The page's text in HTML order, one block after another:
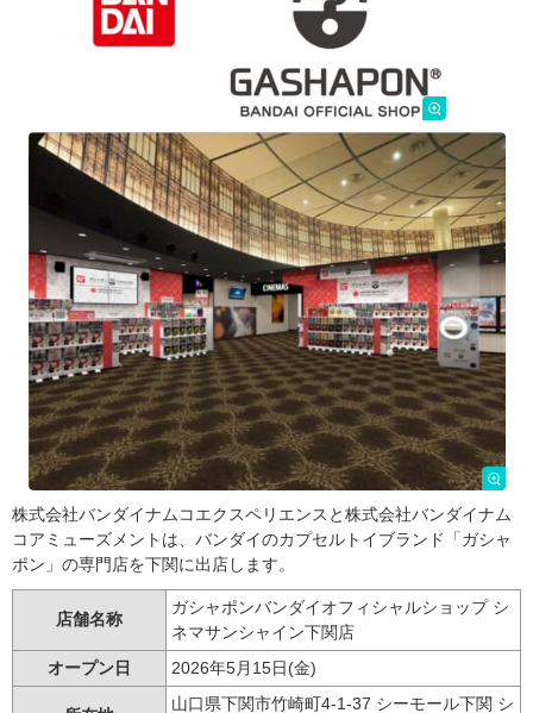
株式会社バンダイナムコエクスペリエンスと株式会社バンダイナム
コアミューズメントは、バンダイのカプセルトイブランド「ガシャ
ポン」の専門店を下関に出店します。
店舗名称
ガシャポンバンダイオフィシャルショップ シ
ネマサンシャイン下関店
オープン日
2026年5月15日(金)
山口県下関市竹崎町4-1-37 シーモール下関 シ